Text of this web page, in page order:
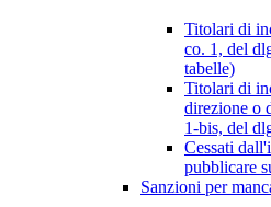
Titolari di
co. 1, del
tabelle)
Titolari di
direzione o
1-bis, del
Cessati
pubblicare
Sanzioni per